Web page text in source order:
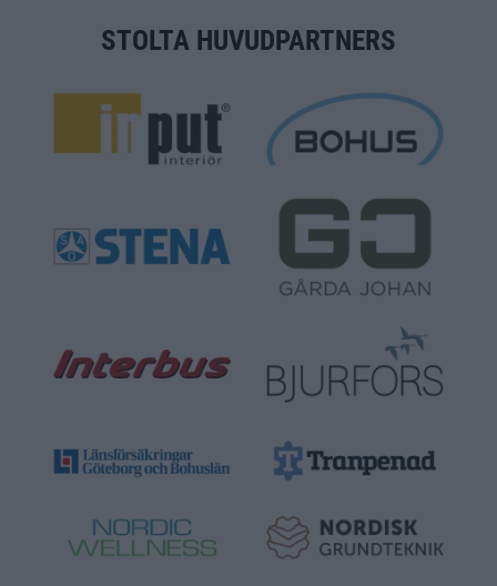
STOLTA HUVUDPARTNERS